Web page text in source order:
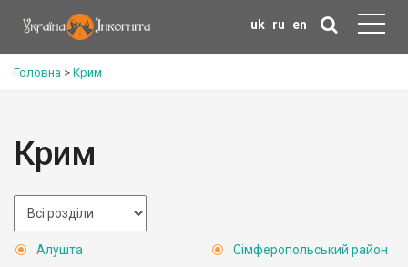
uk ru en
Головна > Крим
Крим
Алушта
Сімферопольський район